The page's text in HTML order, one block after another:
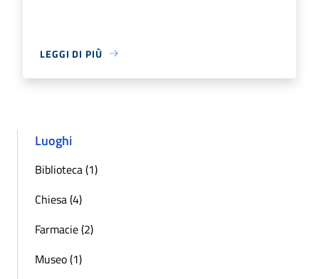
LEGGI DI PIÙ
Luoghi
Biblioteca (1)
Chiesa (4)
Farmacie (2)
Museo (1)